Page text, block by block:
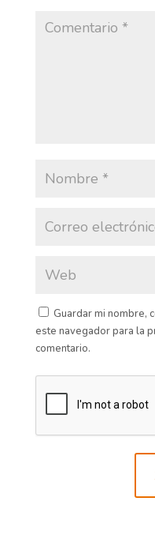
Guardar mi nombre,
este navegador para la
comentario.